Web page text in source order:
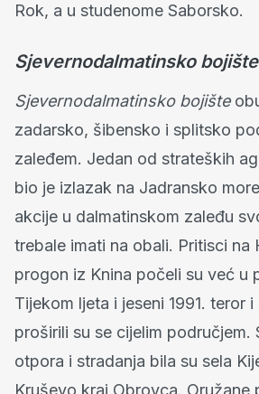
Rok, a u studenome Saborsko.
Sjevernodalmatinsko bojište
Sjevernodalmatinsko bojište
zadarsko, šibensko i splitsko
zaleđem. Jedan od strateških
bio je izlazak na Jadransko
akcije u dalmatinskom zaleđu
trebale imati na obali. Pritisci na
progon iz Knina počeli su već u
Tijekom ljeta i jeseni 1991. teror
proširili su se cijelim područjem.
otpora i stradanja bila su sela